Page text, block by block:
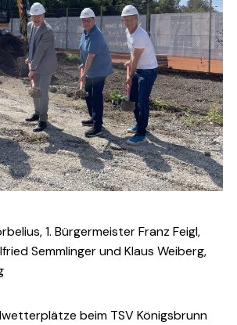
1. Bürgermeister Franz Feigl,
Semmlinger und Klaus Weiberg,
beim TSV Königsbrunn